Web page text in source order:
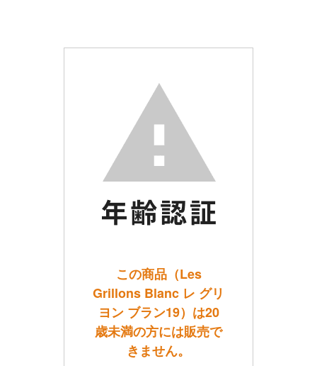
この商品（Les
Grillons Blanc レ グリ
ヨン ブラン19）は20
歳未満の方には販売で
きません。